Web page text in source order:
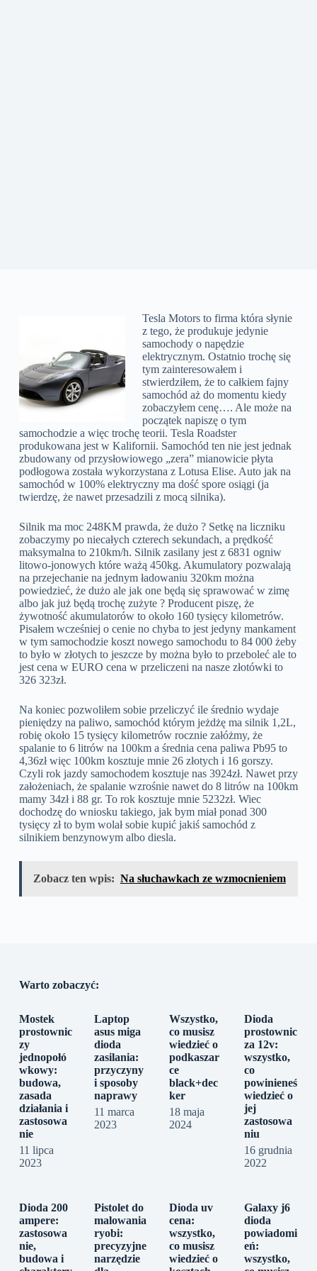
Tesla Motors to firma która słynie
z tego, że produkuje jedynie
samochody o napędzie
elektrycznym. Ostatnio trochę się
tym zainteresowałem i
stwierdziłem, że to całkiem fajny
samochód aż do momentu kiedy
zobaczyłem cenę…. Ale może na
początek napiszę o tym
samochodzie a więc trochę teorii. Tesla Roadster
produkowana jest w Kalifornii. Samochód ten nie jest jednak
zbudowany od przysłowiowego „zera” mianowicie płyta
podłogowa została wykorzystana z Lotusa Elise. Auto jak na
samochód w 100% elektryczny ma dość spore osiągi (ja
twierdzę, że nawet przesadzili z mocą silnika).
Silnik ma moc 248KM prawda, że dużo ? Setkę na liczniku
zobaczymy po niecałych czterech sekundach, a prędkość
maksymalna to 210km/h. Silnik zasilany jest z 6831 ogniw
litowo-jonowych które ważą 450kg. Akumulatory pozwalają
na przejechanie na jednym ładowaniu 320km można
powiedzieć, że dużo ale jak one będą się sprawować w zimę
albo jak już będą trochę zużyte ? Producent piszę, że
żywotność akumulatorów to około 160 tysięcy kilometrów.
Pisałem wcześniej o cenie no chyba to jest jedyny mankament
w tym samochodzie koszt nowego samochodu to 84 000 żeby
to było w złotych to jeszcze by można było to przeboleć ale to
jest cena w EURO cena w przeliczeni na nasze złotówki to
326 323zł.
Na koniec pozwoliłem sobie przeliczyć ile średnio wydaje
pieniędzy na paliwo, samochód którym jeżdżę ma silnik 1,2L,
robię około 15 tysięcy kilometrów rocznie załóżmy, że
spalanie to 6 litrów na 100km a średnia cena paliwa Pb95 to
4,36zł więc 100km kosztuje mnie 26 złotych i 16 gorszy.
Czyli rok jazdy samochodem kosztuje nas 3924zł. Nawet przy
założeniach, że spalanie wzrośnie nawet do 8 litrów na 100km
mamy 34zł i 88 gr. To rok kosztuje mnie 5232zł. Wiec
dochodzę do wniosku takiego, jak bym miał ponad 300
tysięcy zł to bym wolał sobie kupić jakiś samochód z
silnikiem benzynowym albo diesla.
Zobacz ten wpis: Na słuchawkach ze wzmocnieniem
Warto zobaczyć:
Mostek
prostownic
zy
jednopołó
wkowy:
budowa,
zasada
działania i
zastosowa
nie
11 lipca
2023
Laptop
asus miga
dioda
zasilania:
przyczyny
i sposoby
naprawy
11 marca
2023
Wszystko,
co musisz
wiedzieć o
podkaszar
ce
black+dec
ker
18 maja
2024
Dioda
prostownic
za 12v:
wszystko,
co
powinieneś
wiedzieć o
jej
zastosowa
niu
16 grudnia
2022
Dioda 200
ampere:
zastosowa
nie,
budowa i
Pistolet do
malowania
ryobi:
precyzyjne
narzędzie
Dioda uv
cena:
wszystko,
co musisz
wiedzieć o
Galaxy j6
dioda
powiadomi
eń:
wszystko,